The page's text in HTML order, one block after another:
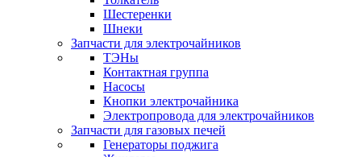
Шестеренки
Шнеки
Запчасти для электрочайников
ТЭНы
Контактная группа
Насосы
Кнопки электрочайника
Электропровода для электрочайников
Запчасти для газовых печей
Генераторы поджига